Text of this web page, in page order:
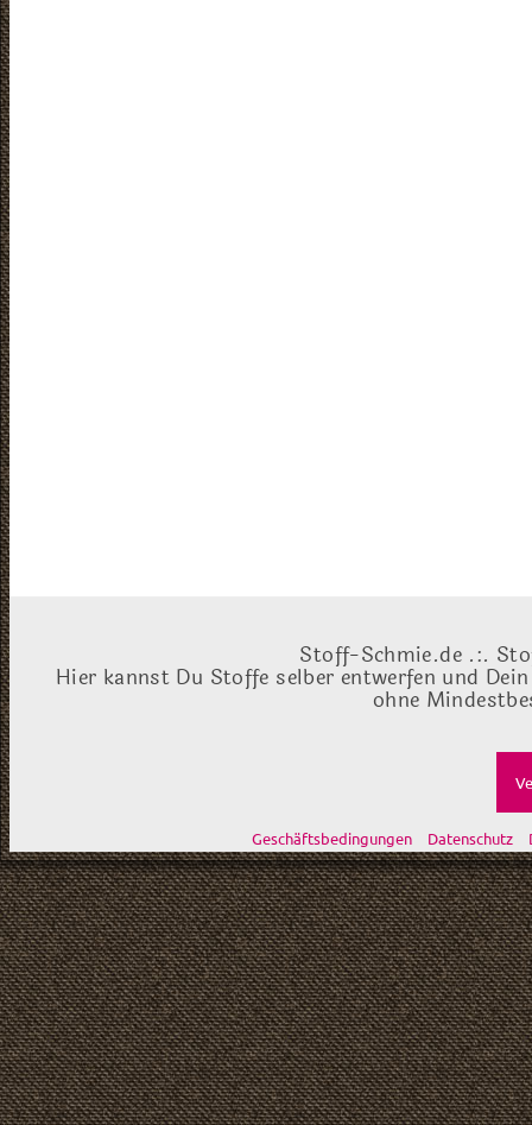
Stoff-Schmie.de .:.
Hier kannst Du Stoffe selber entwerfen und
ohne
Geschäftsbedingungen Datenschutz